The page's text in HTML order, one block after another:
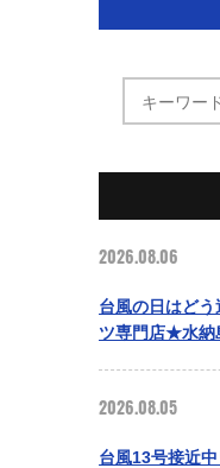
2026.08.06
台風の日はど
ツ専門店★水
2026.08.05
台風13号接近